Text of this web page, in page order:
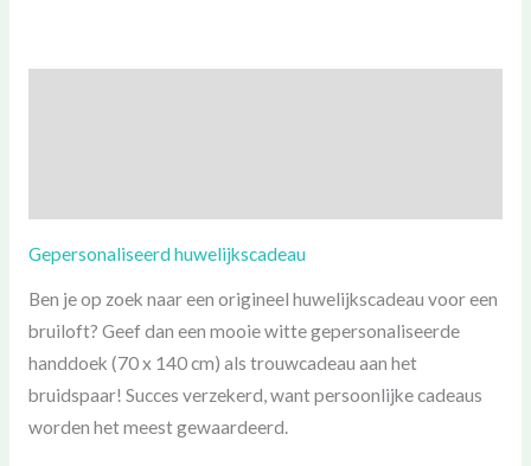
Gepersonaliseerd huwelijkscadeau
Ben je op zoek naar een origineel huwelijkscadeau voor een
bruiloft? Geef dan een mooie witte gepersonaliseerde
handdoek (70 x 140 cm) als trouwcadeau aan het
bruidspaar! Succes verzekerd, want persoonlijke cadeaus
worden het meest gewaardeerd.